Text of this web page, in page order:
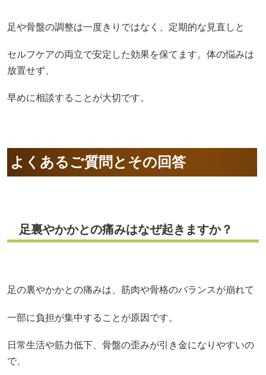
足や骨盤の調整は一度きりではなく、定期的な見直しと
セルフケアの両立で安定した効果を保てます。体の悩みは
放置せず、
早めに相談することが大切です。
よくあるご質問とその回答
足裏やかかとの痛みはなぜ起きますか？
足の裏やかかとの痛みは、筋肉や骨格のバランスが崩れて
一部に負担が集中することが原因です。
日常生活や筋力低下、骨盤の歪みが引き金になりやすいの
で、